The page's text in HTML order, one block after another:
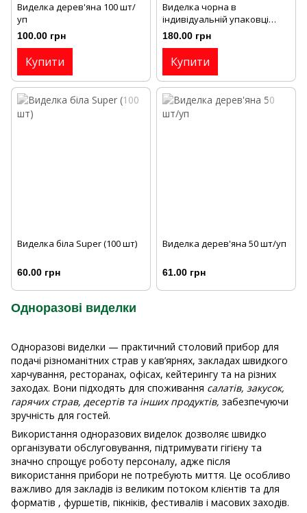
Виделка дерев'яна 100 шт/
уп
100.00 грн
Купити
Виделка чорна в
індивідуальній упаковці
Бітнер 18 см (100 шт/уп)
180.00 грн
Купити
Виделка біла Super (100 шт)
60.00 грн
Виделка дерев'яна 50 шт/уп
61.00 грн
Одноразові виделки
Одноразові виделки — практичний столовий прибор для
подачі різноманітних страв у кав’ярнях, закладах швидкого
харчування, ресторанах, офісах, кейтерингу та на різних
заходах. Вони підходять для споживання салатів, закусок,
гарячих страв, десертів та інших продуктів, забезпечуючи
зручність для гостей.
Використання одноразових виделок дозволяє швидко
організувати обслуговування, підтримувати гігієну та
значно спрощує роботу персоналу, адже після
використання прибори не потребують миття. Це особливо
важливо для закладів із великим потоком клієнтів та для
форматів , фуршетів, пікніків, фестивалів і масових заходів.